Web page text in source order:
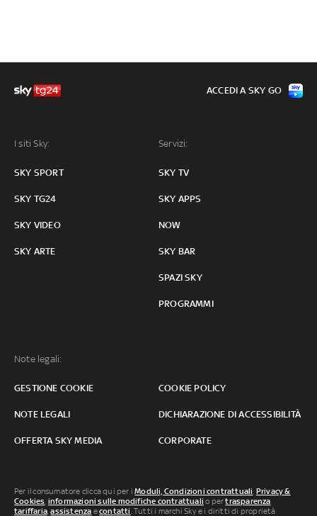
I siti Sky:
SKY SPORT
SKY TG24
SKY VIDEO
SKY ARTE
Servizi:
SKY TV
SKY APPS
NOW
SKY BAR
SPAZI SKY
PROGRAMMI
Note legali:
GESTIONE COOKIE COOKIE POLICY
NOTE LEGALI DICHIARAZIONE DI ACCESSIBILITÀ
OFFERTA SKY MEDIA CORPORATE
ACCEDI A SKY GO
Per il consumatore clicca qui per iModuli, Condizioni contrattuali, Privacy &
Cookies, informazioni sulle modifiche contrattuali o pertrasparenza
tariffaria,assistenza econtatti. Tutti i marchi Sky e i diritti di proprietà